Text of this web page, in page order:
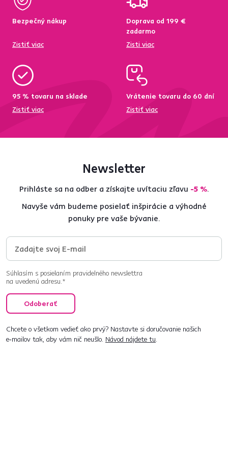
Bezpečný nákup
Zistiť viac
Doprava od 199 €
zadarmo
Zisti viac
95 % tovaru na sklade
Zistiť viac
Vrátenie tovaru do 60 dní
Zistiť viac
Newsletter
Prihláste sa na odber a získajte uvítaciu zľavu -5 %.
Navyše vám budeme posielať inšpirácie a výhodné
ponuky pre vaše bývanie.
Súhlasím s posielaním pravidelného newslettra
na uvedenú adresu.*
Odoberať
Chcete o všetkom vedieť ako prvý? Nastavte si doručovanie našich
e‑mailov tak, aby vám nič neušlo. Návod nájdete tu.